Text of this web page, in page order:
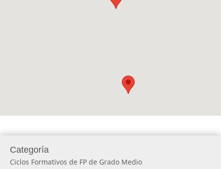
Categoría
Ciclos Formativos de FP de Grado Medio